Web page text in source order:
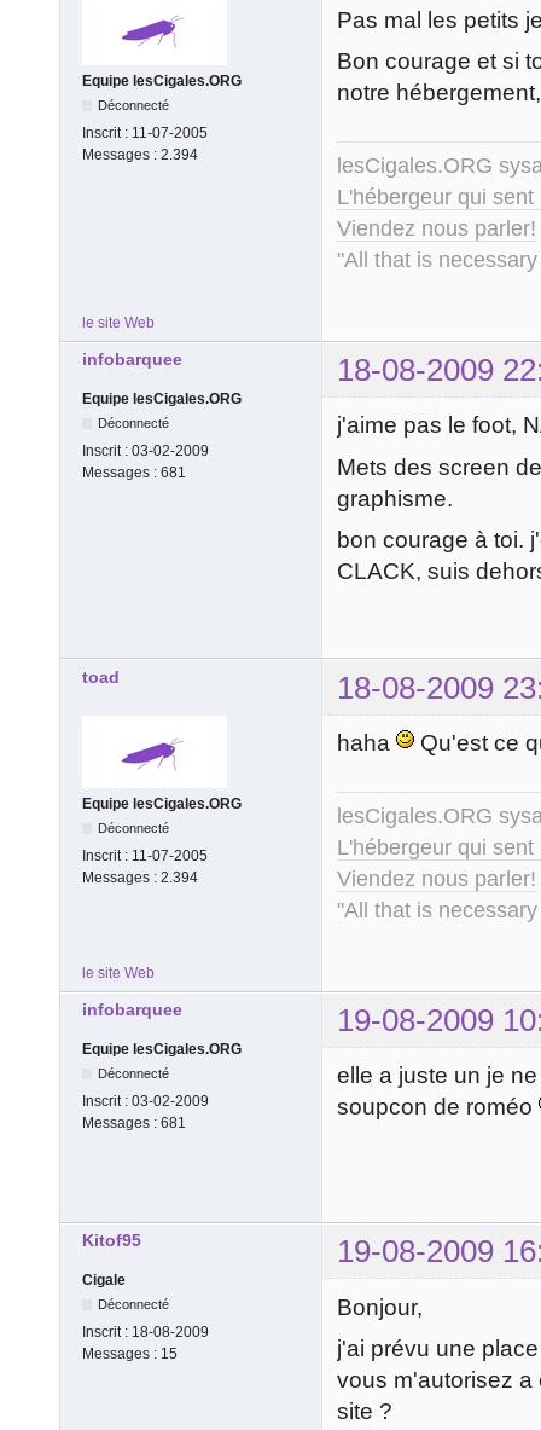
Equipe lesCigales.ORG
Déconnecté
Inscrit : 11-07-2005
Messages : 2.394
Pas mal les petits
Bon courage et si
notre
lesCigales.ORG
L'hébergeur qui
Viendez nous parler!
"All that is
le site Web
infobarquee 18-08-2009
Equipe lesCigales.ORG
Déconnecté
Inscrit : 03-02-2009
Messages : 681
j'aime pas le foot,
Mets des screen
graphisme.
bon courage à toi.
CLACK, suis
toad 18-08-2009
Equipe lesCigales.ORG
Déconnecté
Inscrit : 11-07-2005
Messages : 2.394
haha Qu'est ce
lesCigales.ORG
L'hébergeur qui
Viendez nous parler!
"All that is
le site Web
infobarquee 19-08-2009
Equipe lesCigales.ORG
Déconnecté
Inscrit : 03-02-2009
Messages : 681
elle a juste un je
soupcon de roméo
Kitof95 19-08-2009
Cigale
Déconnecté
Inscrit : 18-08-2009
Messages : 15
Bonjour,
j'ai prévu une
vous m'autorisez a
site ?